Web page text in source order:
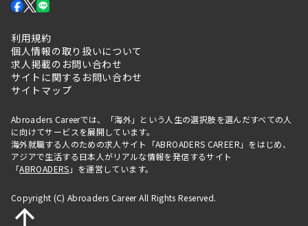
利用規約
個人情報の取り扱いについて
求人掲載のお問い合わせ
サイトに関するお問い合わせ
サイトマップ
Abroaders Careerでは、「海外」という人生の選択肢を選んだすべての人
に向けてサービスを展開しています。
海外就職する人のための求人サイト「ABROADERS CAREER」をはじめ、
アジアで生活する日本人がリアルな情報を発信するサイト
「ABROADERS 」を運営しています。
Copyright (C) Abroaders Career All Rights Reserved.